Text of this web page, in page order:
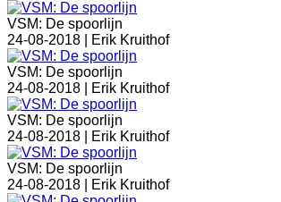
VSM: De spoorlijn
24-08-2018 |
Erik Kruithof
VSM: De spoorlijn
24-08-2018 |
Erik Kruithof
VSM: De spoorlijn
24-08-2018 |
Erik Kruithof
VSM: De spoorlijn
24-08-2018 |
Erik Kruithof